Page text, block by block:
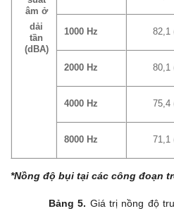
âm ở
dải
tần
(dBA)
1000 Hz 82,1
2000 Hz 80,1
4000 Hz 75,4
8000 Hz 71,1
*Nồng độ bụi tại các công đoạn
Bảng 5. Giá trị nồng độ